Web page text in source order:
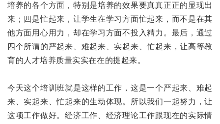
培养的各个方面，特别是培养的效果要真真正正的显现出
来；四是忙起来，让学生在学习方面忙起来，而不是在其
他方面用心用力，却在学习方面不投入精力。最后，通过
四个所谓的严起来、难起来、实起来、忙起来，让高等教
育的人才培养质量实实在在的提起来。
今天这个培训班就是这样的工作，这是一个严起来、难起
来、实起来、忙起来的生动体现。所以我们一起努力，让
这项工作做好。经济工作、经济理论工作跟现在的实际情